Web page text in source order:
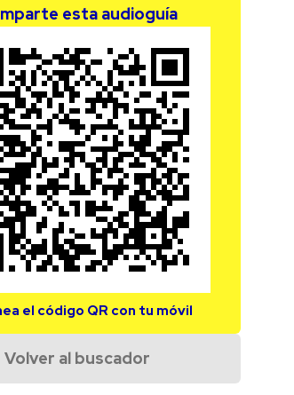
esta audioguía
el código QR con tu móvil
Volver al buscador